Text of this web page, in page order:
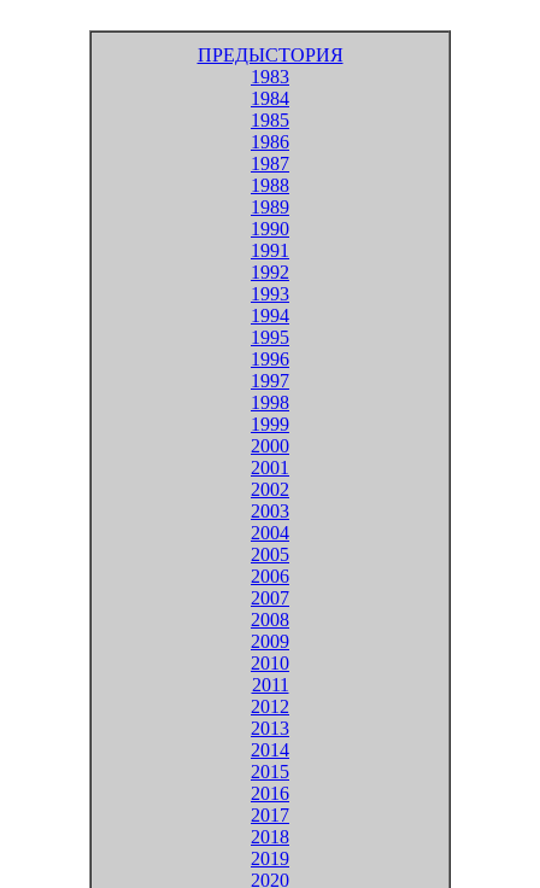
ПРЕДЫСТОРИЯ
1983
1984
1985
1986
1987
1988
1989
1990
1991
1992
1993
1994
1995
1996
1997
1998
1999
2000
2001
2002
2003
2004
2005
2006
2007
2008
2009
2010
2011
2012
2013
2014
2015
2016
2017
2018
2019
2020